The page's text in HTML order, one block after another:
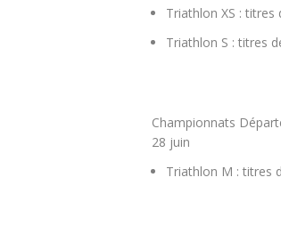
Triathlon XS :
Triathlon S : titres
Championnats
28 juin
Triathlon M : titres